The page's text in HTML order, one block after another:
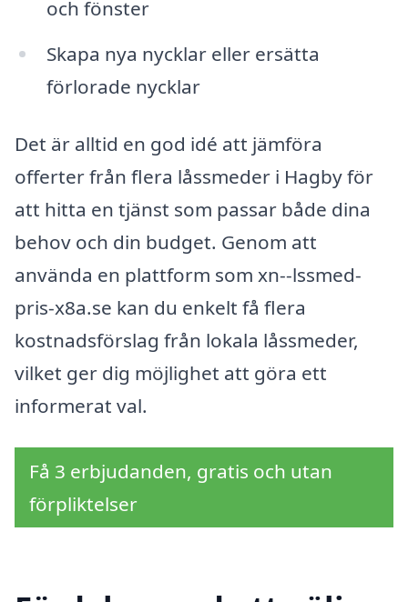
och fönster
Skapa nya nycklar eller ersätta
förlorade nycklar
Det är alltid en god idé att jämföra
offerter från flera låssmeder i Hagby för
att hitta en tjänst som passar både dina
behov och din budget. Genom att
använda en plattform som xn--lssmed-
pris-x8a.se kan du enkelt få flera
kostnadsförslag från lokala låssmeder,
vilket ger dig möjlighet att göra ett
informerat val.
Få 3 erbjudanden, gratis och utan
förpliktelser